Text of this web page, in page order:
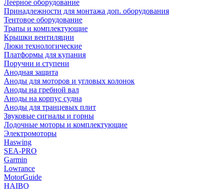
Леерное оборудование
Принадлежности для монтажа доп. оборудования
Тентовое оборудование
Трапы и комплектующие
Крышки вентиляции
Люки технологические
Платформы для купания
Поручни и ступени
Анодная защита
Аноды для моторов и угловых колонок
Аноды на гребной вал
Аноды на корпус судна
Аноды для транцевых плит
Звуковые сигналы и горны
Лодочные моторы и комплектующие
Электромоторы
Haswing
SEA-PRO
Garmin
Lowrance
MotorGuide
HAIBO